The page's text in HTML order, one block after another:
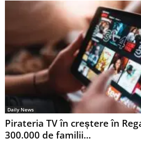
Daily News
Pirateria TV în creștere în
300.000 de familii...